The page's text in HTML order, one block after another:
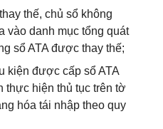
thế, chủ sổ không
vào danh mục tổng quát
sổ ATA được thay thế;
kiện được cấp sổ ATA
thực hiện thủ tục trên tờ
hóa tái nhập theo quy